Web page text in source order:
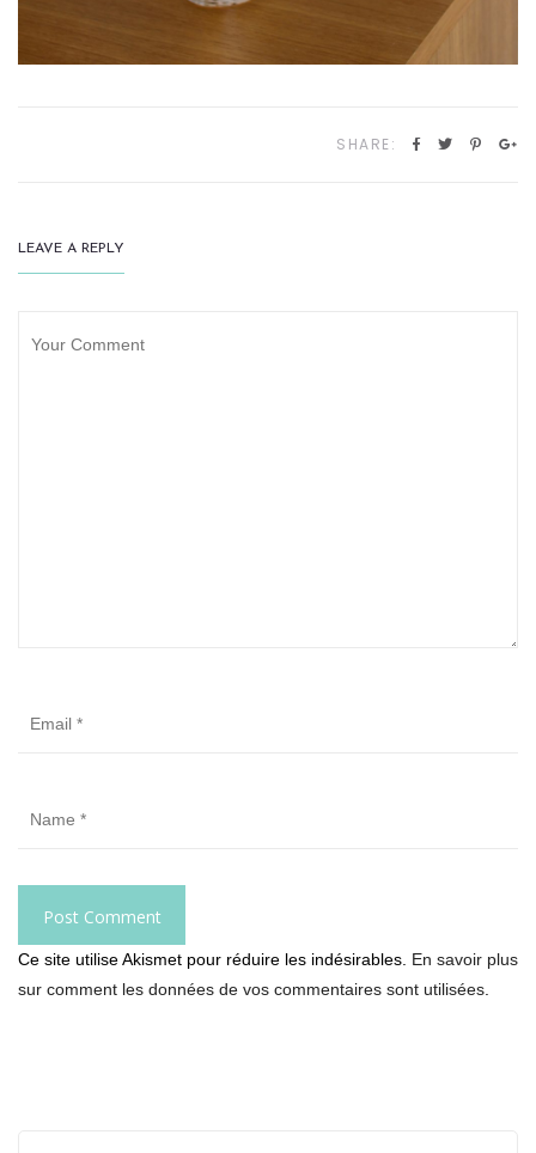
SHARE:
LEAVE A REPLY
Ce site utilise Akismet pour réduire les indésirables. En savoir plus
sur comment les données de vos commentaires sont utilisées